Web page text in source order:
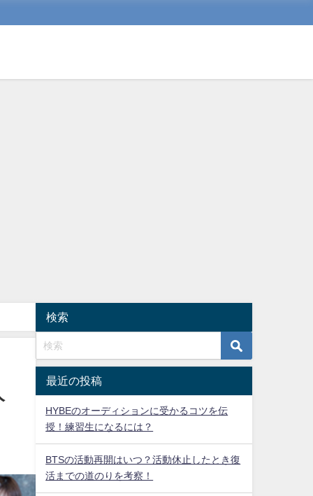
検索
最近の投稿
HYBEのオーディションに受かるコツを伝
授！練習生になるには？
BTSの活動再開はいつ？活動休止したとき復
活までの道のりを考察！